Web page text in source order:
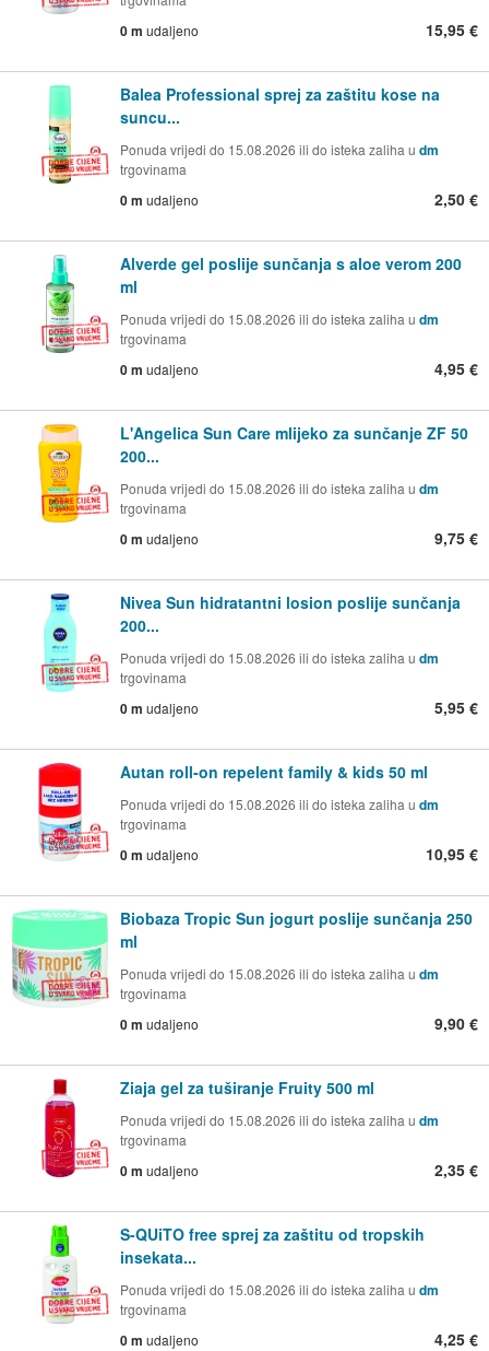
0 m udaljeno 15,95 €
Balea Professional sprej za zaštitu kose na
suncu...
Ponuda vrijedi do 15.08.2026 ili do isteka zaliha u dm
trgovinama
0 m udaljeno 2,50 €
Alverde gel poslije sunčanja s aloe verom 200
ml
Ponuda vrijedi do 15.08.2026 ili do isteka zaliha u dm
trgovinama
0 m udaljeno 4,95 €
L'Angelica Sun Care mlijeko za sunčanje ZF 50
200...
Ponuda vrijedi do 15.08.2026 ili do isteka zaliha u dm
trgovinama
0 m udaljeno 9,75 €
Nivea Sun hidratantni losion poslije sunčanja
200...
Ponuda vrijedi do 15.08.2026 ili do isteka zaliha u dm
trgovinama
0 m udaljeno 5,95 €
Autan roll-on repelent family & kids 50 ml
Ponuda vrijedi do 15.08.2026 ili do isteka zaliha u dm
trgovinama
0 m udaljeno 10,95 €
Biobaza Tropic Sun jogurt poslije sunčanja 250
ml
Ponuda vrijedi do 15.08.2026 ili do isteka zaliha u dm
trgovinama
0 m udaljeno 9,90 €
Ziaja gel za tuširanje Fruity 500 ml
Ponuda vrijedi do 15.08.2026 ili do isteka zaliha u dm
trgovinama
0 m udaljeno 2,35 €
S-QUiTO free sprej za zaštitu od tropskih
insekata...
Ponuda vrijedi do 15.08.2026 ili do isteka zaliha u dm
trgovinama
0 m udaljeno 4,25 €